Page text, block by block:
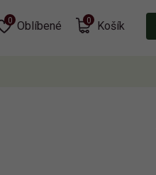
Oblíbené
0 Košík
0